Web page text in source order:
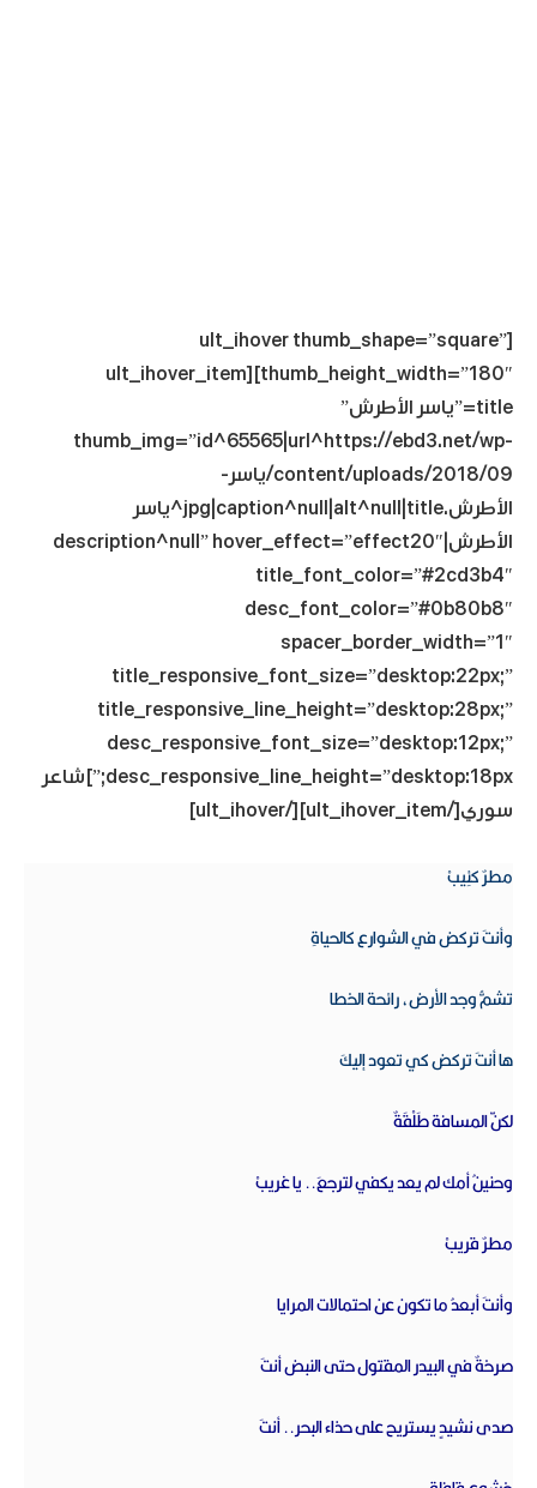
[ult_ihover thumb_shape=”square”
thumb_height_width=”180″][ult_ihover_item
title=”ياسر الأطرش”
thumb_img=”id^65565|url^https://ebd3.net/wp-
content/uploads/2018/09/ياسر-
الأطرش.jpg|caption^null|alt^null|title^ياسر
الأطرش|description^null” hover_effect=”effect20″
title_font_color=”#2cd3b4″
desc_font_color=”#0b80b8″
spacer_border_width=”1″
title_responsive_font_size=”desktop:22px;”
title_responsive_line_height=”desktop:28px;”
desc_responsive_font_size=”desktop:12px;”
desc_responsive_line_height=”desktop:18px;”]شاعر
سوري[/ult_ihover_item][/ult_ihover]
مطرٌ كئِيبْ‏
وأنتَ تركض في الشوارع كالحياةِ‏
تشمُّ وجد الأرض، رائحة الخطا‏
ها أنتَ تركض كي تعود إليكَ‏
لكنّ المسافة طَلْقَةٌ‏
وحنينُ أمك لم يعد يكفي لترجعَ.. يا غريبْ‏
مطرٌ قريبْ‏
وأنتَ أبعدُ ما تكون عن احتمالات المرايا‏
صرخةٌ في البيدر المقتول حتى النبض أنتَ‏
صدى نشيدٍ يستريح على حذاء البحر.. أنتَ‏